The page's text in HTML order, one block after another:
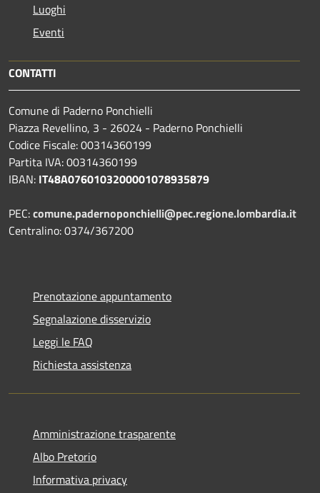
Luoghi
Eventi
CONTATTI
Comune di Paderno Ponchielli
Piazza Revellino, 3 - 26024 - Paderno Ponchielli
Codice Fiscale: 00314360199
Partita IVA: 00314360199
IBAN: IT48A0760103200001078935879
PEC:comune.padernoponchielli@pec.regione.lombardia.it
Centralino: 0374/367200
Prenotazione appuntamento
Segnalazione disservizio
Leggi le FAQ
Richiesta assistenza
Amministrazione trasparente
Albo Pretorio
Informativa privacy